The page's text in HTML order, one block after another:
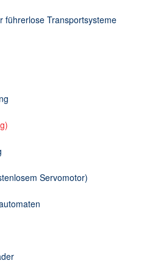
führerlose Transportsysteme
Servomotor)